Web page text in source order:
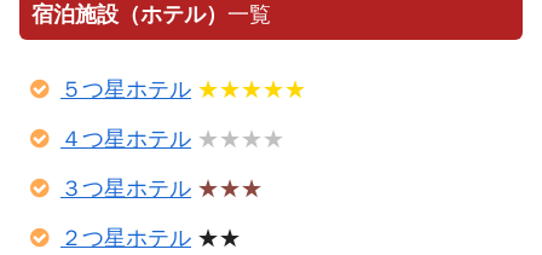
宿泊施設（ホテル） 一覧
５つ星ホテル ★★★★★
４つ星ホテル ★★★★
３つ星ホテル ★★★
２つ星ホテル ★★